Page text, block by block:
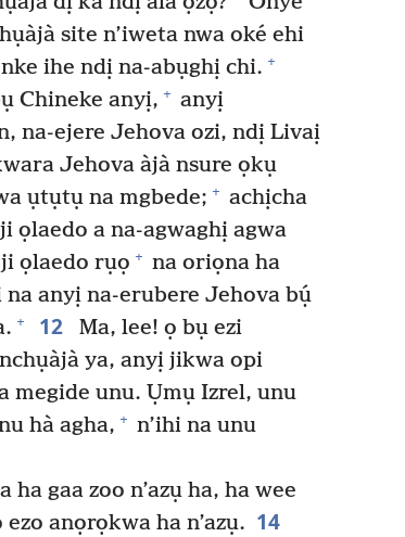
site n’iweta nwa oké ehi
ihe ndị na-abụghị chi. +
Chineke anyị, + anyị
na-ejere Jehova ozi, ndị Livaị
Jehova àjà nsure ọkụ
ụtụtụ na mgbede; + achịcha
ọlaedo a na-agwaghị agwa
ọlaedo rụọ + na oriọna ha
na anyị na-erubere Jehova bụ́
+ 12
Ma, lee! ọ bụ ezi
ya, anyị jikwa opi
megide unu. Ụmụ Izrel, unu
hà agha, + n’ihi na unu
gaa zoo n’azụ ha, ha wee
anọrọkwa ha n’azụ. 14